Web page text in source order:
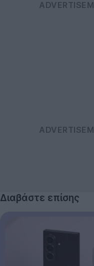
Διαβάστε επίσης